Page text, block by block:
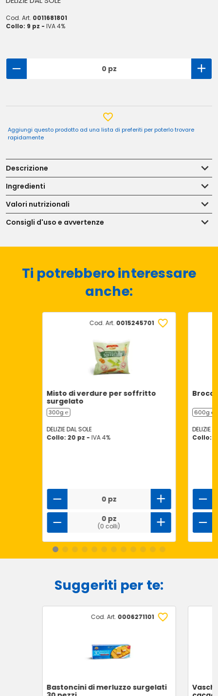
Cod. Art. 0011681801
Collo: 9 pz - IVA 4%
0 pz
Aggiungi questo prodotto ad una lista di preferiti per poterlo trovare
rapidamente
Descrizione
Ingredienti
Valori nutrizionali
Consigli d'uso e avvertenze
Ti potrebbero interessare
anche:
Cod. Art. 0015245701
Misto di verdure per soffritto
surgelato
300g ℮
DELIZIE DAL SOLE
Collo: 20 pz - IVA 4%
0 pz
0 pz
(0 colli)
600g ℮
DELIZIE
Collo:
Suggeriti per te:
Cod. Art. 0006271101
Bastoncini di merluzzo surgelati